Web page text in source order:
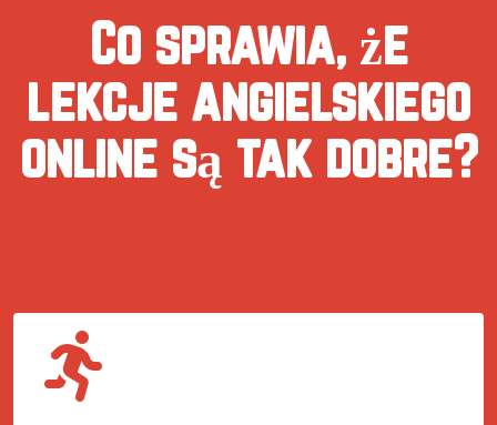
Co sprawia, że
lekcje angielskiego
online są tak dobre?